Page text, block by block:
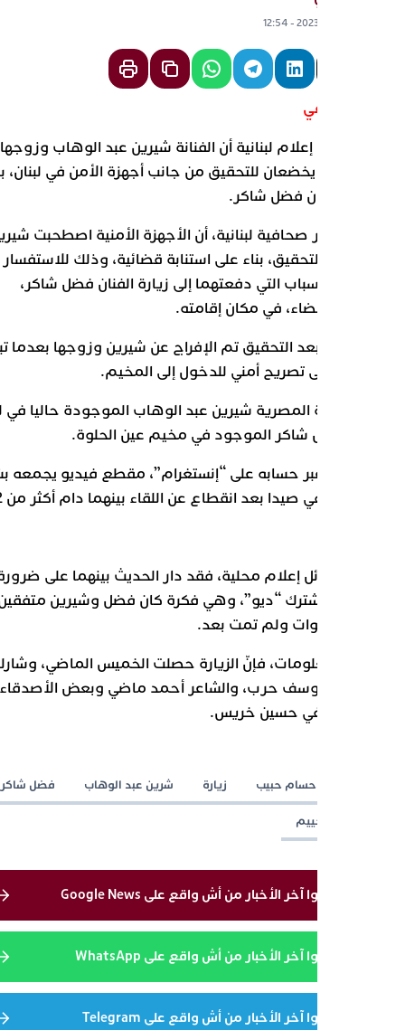
إعلام لبنانية أن الفنانة شيرين عبد الوهاب وزوجها
يخضعان للتحقيق من جانب أجهزة الأمن في لبنان، بسبب
للفنان فضل شاكر.
صحافية لبنانية، أن الأجهزة الأمنية اصطحبت شيرين
إلى التحقيق، بناء على استنابة قضائية، وذلك للاستفسار
عن الأسباب التي دفعتهما إلى زيارة الفنان فضل شاكر،
للقضاء، في مكان إقامته.
أنه بعد التحقيق تم الإفراج عن شيرين وزوجها بعدما تبين
على تصريح أمني للدخول إلى المخيم.
المصرية شيرين عبد الوهاب الموجودة حاليا في لبنان،
فضل شاكر الموجود في مخيم عين الحلوة.
عبر حسابه على “إنستغرام”، مقطع فيديو يجمعه بشيرين
في المُخيم في صيدا بعد انقطاع عن اللقاء بينهما دام أكثر من 12
وسائل إعلام محلية، فقد دار الحديث بينهما على ضرورة
عمل مشترك “ديو”، وهي فكرة كان فضل وشيرين متفقين
منذ سنوات ولم تمت بعد.
المعلومات، فإنّ الزيارة حصلت الخميس الماضي، وشارك
يوسف حرب، والشاعر أحمد ماضي وبعض الأصدقاء من
الصحافي حسين خريس.
حسام حبيب زيارة شرين عبد الوهاب فضل شاكر
تابعوا آخر الأخبار من أش واقع على Google News
تابعوا آخر الأخبار من أش واقع على WhatsApp
تابعوا آخر الأخبار من أش واقع على Telegram